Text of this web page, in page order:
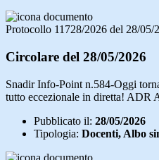
Protocollo 11728/2026 del 28/05/
Circolare del 28/05/2026
Snadir Info-Point n.584-Oggi
tutto eccezionale in diretta! ADR
Pubblicato il: 28/05/2026
Tipologia: Docenti, Albo